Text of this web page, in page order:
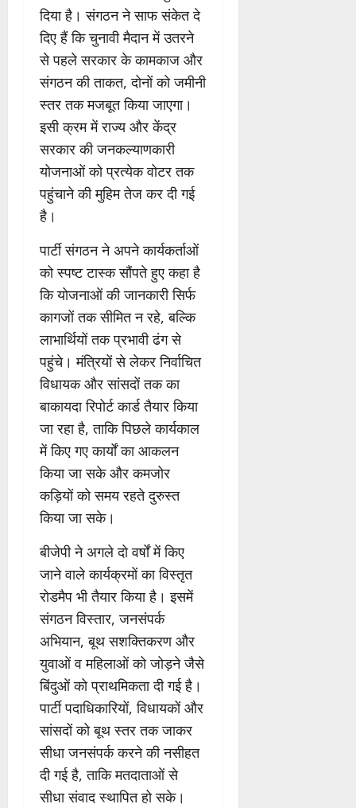
दिया है। संगठन ने साफ संकेत दे
दिए हैं कि चुनावी मैदान में उतरने
से पहले सरकार के कामकाज और
संगठन की ताकत, दोनों को जमीनी
स्तर तक मजबूत किया जाएगा।
इसी क्रम में राज्य और केंद्र
सरकार की जनकल्याणकारी
योजनाओं को प्रत्येक वोटर तक
पहुंचाने की मुहिम तेज कर दी गई
है।
पार्टी संगठन ने अपने कार्यकर्ताओं
को स्पष्ट टास्क सौंपते हुए कहा है
कि योजनाओं की जानकारी सिर्फ
कागजों तक सीमित न रहे, बल्कि
लाभार्थियों तक प्रभावी ढंग से
पहुंचे। मंत्रियों से लेकर निर्वाचित
विधायक और सांसदों तक का
बाकायदा रिपोर्ट कार्ड तैयार किया
जा रहा है, ताकि पिछले कार्यकाल
में किए गए कार्यों का आकलन
किया जा सके और कमजोर
कड़ियों को समय रहते दुरुस्त
किया जा सके।
बीजेपी ने अगले दो वर्षों में किए
जाने वाले कार्यक्रमों का विस्तृत
रोडमैप भी तैयार किया है। इसमें
संगठन विस्तार, जनसंपर्क
अभियान, बूथ सशक्तिकरण और
युवाओं व महिलाओं को जोड़ने जैसे
बिंदुओं को प्राथमिकता दी गई है।
पार्टी पदाधिकारियों, विधायकों और
सांसदों को बूथ स्तर तक जाकर
सीधा जनसंपर्क करने की नसीहत
दी गई है, ताकि मतदाताओं से
सीधा संवाद स्थापित हो सके।